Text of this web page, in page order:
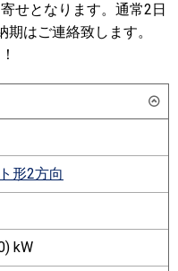
せとなります。通常2日
はご連絡致します。
形2方向
kW